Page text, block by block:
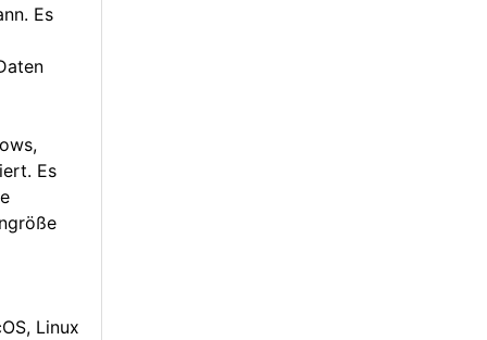
Es
Es
Linux